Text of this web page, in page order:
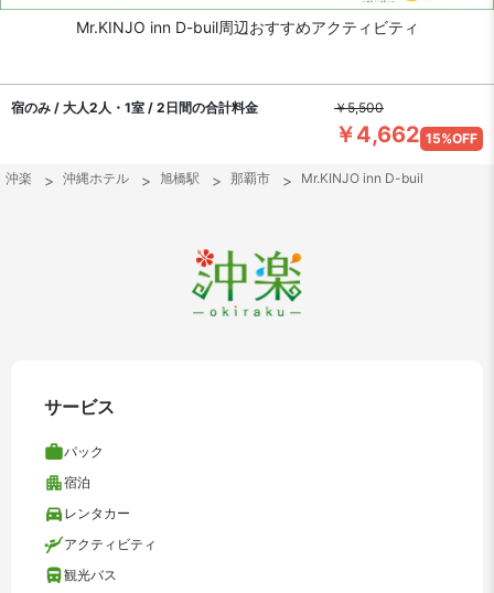
Mr.KINJO inn D-buil周辺おすすめアクティビティ
宿のみ / 大人2人・1室 / 2日間の合計料金 ￥5,500
￥4,662 15%OFF
沖楽 沖縄ホテル 旭橋駅 那覇市 Mr.KINJO inn D-buil
サービス
パック
宿泊
レンタカー
アクティビティ
観光バス